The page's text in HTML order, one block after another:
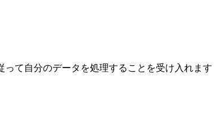
って自分のデータを処理することを受け入れます